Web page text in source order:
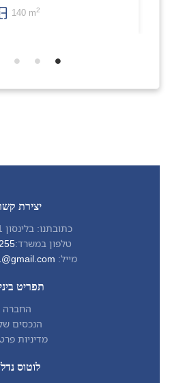
140 m2
יצירת
כתובתנו: בלינסון 1, הרצליה
טלפון במשרד:
מייל:
תפריט
החברה
הנכסים
מדיניות
לוטוס